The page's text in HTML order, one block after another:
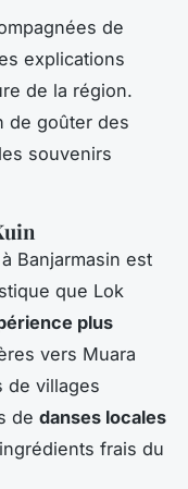
de
explications
de la région.
de goûter des
souvenirs
Banjarmasin est
que Lok
plus
vers Muara
de villages
de danses locales
frais du